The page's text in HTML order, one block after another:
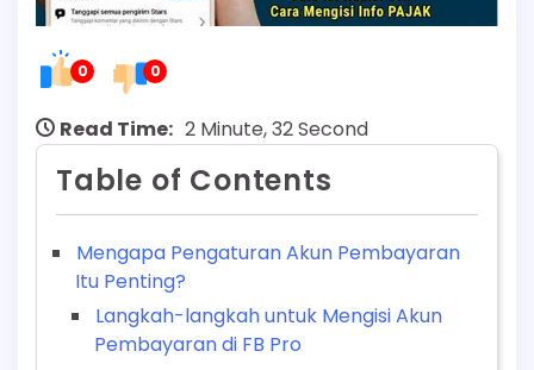
0 0
Read Time: 2 Minute, 32 Second
Table of Contents
Mengapa Pengaturan Akun Pembayaran
Itu Penting?
Langkah-langkah untuk Mengisi Akun
Pembayaran di FB Pro